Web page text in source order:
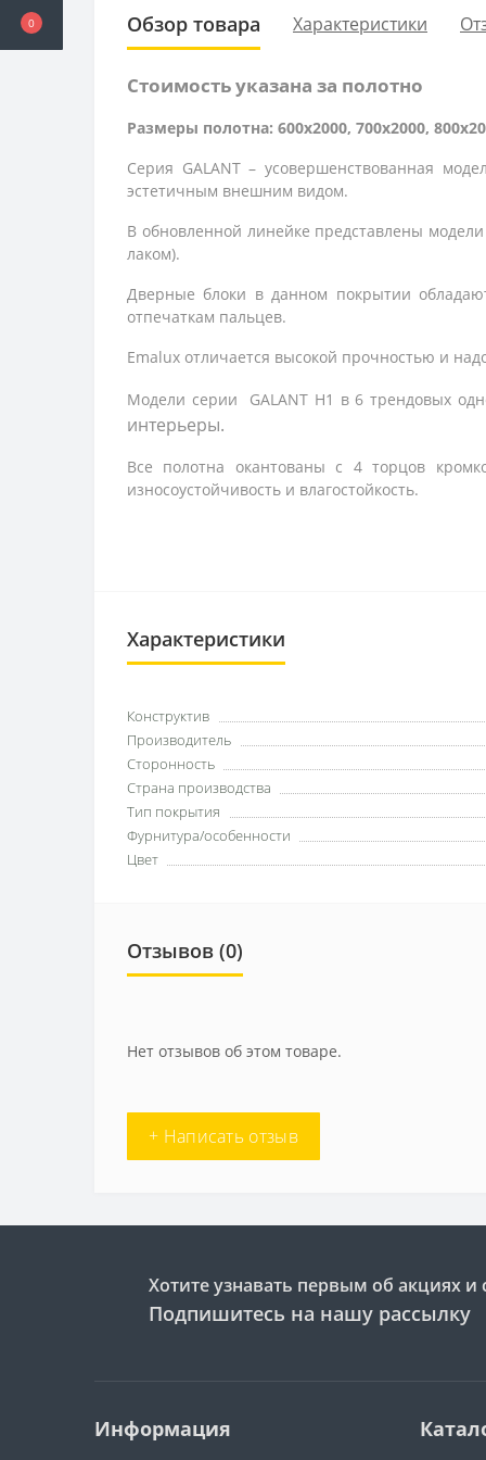
0 Обзор товара Характеристики
Стоимость указана за полотно
Размеры полотна: 600x2000, 700x2000,
Серия GALANT – усовершенствованная
эстетичным внешним видом.
В обновленной линейке представлены
лаком).
Дверные блоки в данном покрытии
отпечаткам пальцев.
Emalux отличается высокой прочностью и
Модели серии GALANT H1 в 6 трендовых
интерьеры.
Все полотна окантованы с 4 торцов
износоустойчивость и влагостойкость.
Характеристики
Конструктив
Производитель
Сторонность
Страна производства
Тип покрытия
Фурнитура/особенности
Цвет
Отзывов (0)
Нет отзывов об этом товаре.
+ Написать отзыв
Хотите узнавать первым об акциях и
Подпишитесь на нашу рассылку
Информация